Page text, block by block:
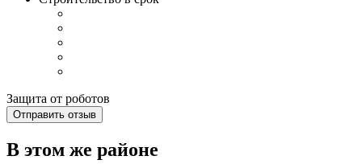
Защита от роботов
Отправить отзыв
В этом же районе